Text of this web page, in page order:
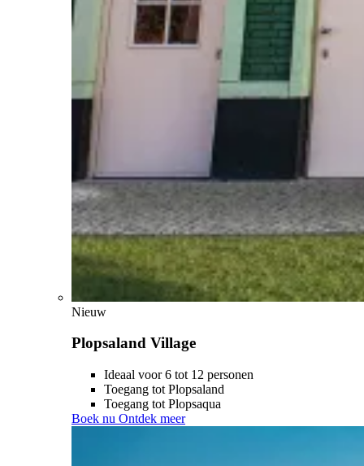
Nieuw
Plopsaland Village
Ideaal voor 6 tot 12 personen
Toegang tot Plopsaland
Toegang tot Plopsaqua
Boek nu Ontdek meer